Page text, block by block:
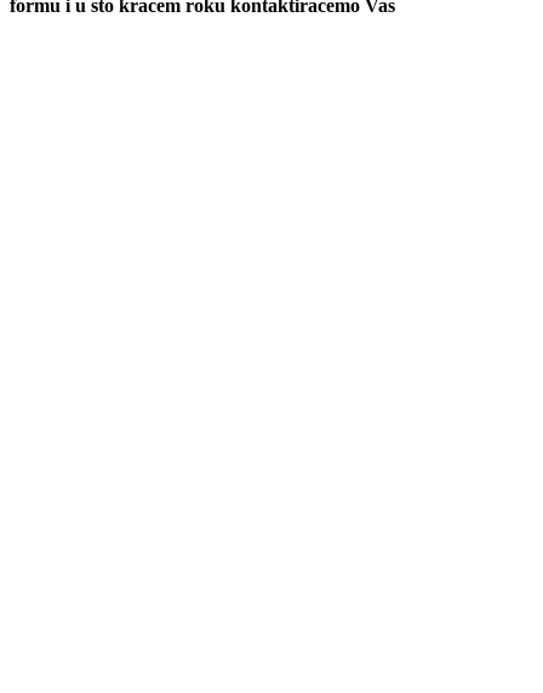
formu i u sto kracem roku kontaktiracemo Vas